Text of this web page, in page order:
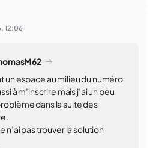
12:06
un espace au milieu du numéro
à m’inscrire mais j’ai un peu
dans la suite des
n’ai pas trouver la solution